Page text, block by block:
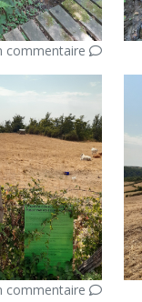
commentaire
commentaire